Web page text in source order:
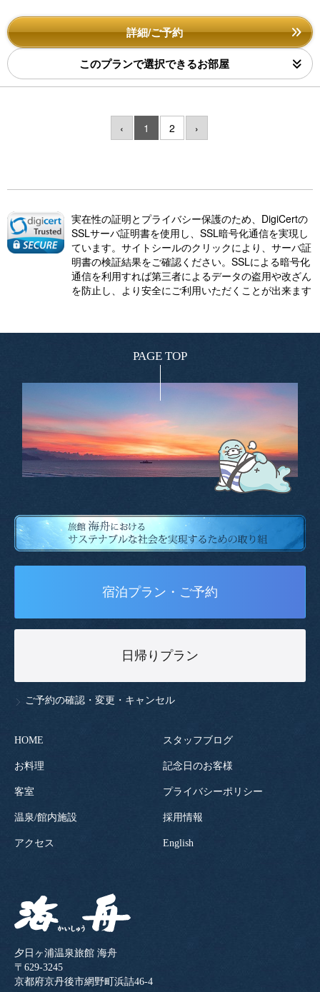
詳細/ご予約
このプランで選択できるお部屋
‹ 1 2 ›
実在性の証明とプライバシー保護のため、DigiCertの
SSLサーバ証明書を使用し、SSL暗号化通信を実現し
ています。サイトシールのクリックにより、サーバ証
明書の検証結果をご確認ください。SSLによる暗号化
通信を利用すれば第三者によるデータの盗用や改ざん
を防止し、より安全にご利用いただくことが出来ます
PAGE TOP
宿泊プラン・ご予約
日帰りプラン
ご予約の確認・変更・キャンセル
HOME
お料理
客室
温泉/館内施設
アクセス
スタッフブログ
記念日のお客様
プライバシーポリシー
採用情報
English
夕日ヶ浦温泉旅館 海舟
〒629-3245
京都府京丹後市網野町浜詰46-4